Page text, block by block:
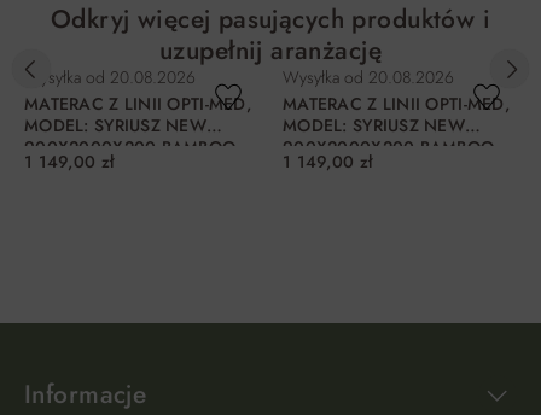
Odkryj więcej pasujących produktów i
uzupełnij aranżację
Wysyłka od 20.08.2026
MATERAC Z LINII OPTI-MED,
MODEL: SYRIUSZ NEW
900X2000X200 BAMBOO
200 H2
1 149,00 zł
Wysyłka od 20.08.2026
MATERAC Z LINII OPTI-MED,
MODEL: SYRIUSZ NEW
900X2000X200 BAMBOO
200 H3
1 149,00 zł
Informacje